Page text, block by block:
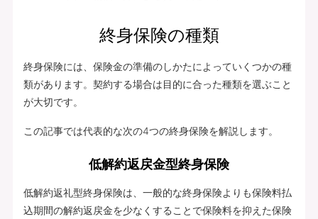
終身保険の種類
終身保険には、保険金の準備のしかたによっていくつかの種
類があります。契約する場合は目的に合った種類を選ぶこと
が大切です。
この記事では代表的な次の4つの終身保険を解説します。
低解約返戻金型終身保険
低解約返礼型終身保険は、一般的な終身保険よりも保険料払
込期間の解約返戻金を少なくすることで保険料を抑えた保険